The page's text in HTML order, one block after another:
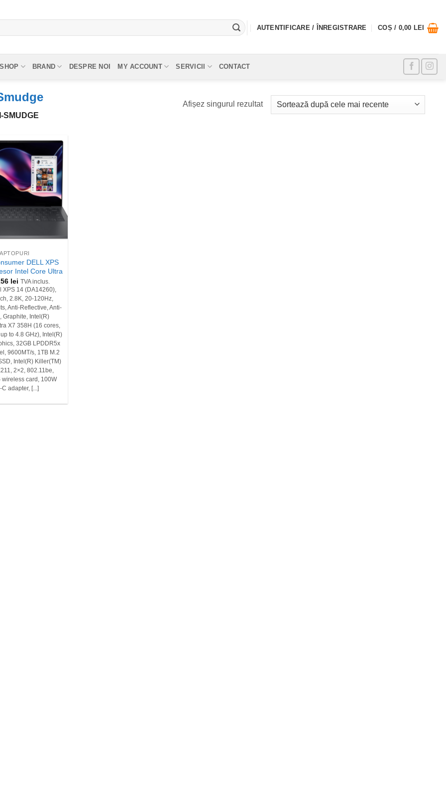
AUTENTIFICARE / ÎNREGISTRARE COȘ / 0,00 LEI
SHOP BRAND DESPRE NOI MY ACCOUNT SERVICII CONTACT
SMUDGE
Afișez singurul rezultat
DELL XPS
Intel Core Ultra
lei
TVA inclus.
XPS 14 (DA14260),
2.8K, 20-120Hz,
Anti-Reflective, Anti-
Graphite, Intel(R)
X7 358H (16 cores,
to 4.8 GHz), Intel(R)
32GB LPDDR5x
9600MT/s, 1TB M.2
Intel(R) Killer(TM)
2×2, 802.11be,
wireless card, 100W
C adapter, [...]